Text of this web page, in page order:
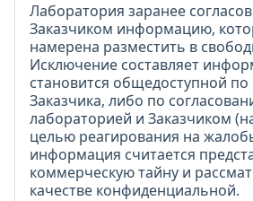
Лаборатория заранее
Заказчиком информацию,
намерена разместить в
Исключение составляет
становится общедоступной
Заказчика, либо по
лабораторией и Заказчиком
целью реагирования на
информация считается
коммерческую тайну и
качестве конфиденциальной.